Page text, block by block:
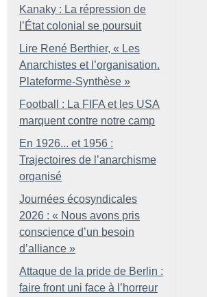
Kanaky : La répression de
l’État colonial se poursuit
Lire René Berthier, « Les
Anarchistes et l’organisation.
Plateforme-Synthèse »
Football : La FIFA et les USA
marquent contre notre camp
En 1926... et 1956 :
Trajectoires de l’anarchisme
organisé
Journées écosyndicales
2026 : « Nous avons pris
conscience d’un besoin
d’alliance »
Attaque de la pride de Berlin :
faire front uni face à l’horreur